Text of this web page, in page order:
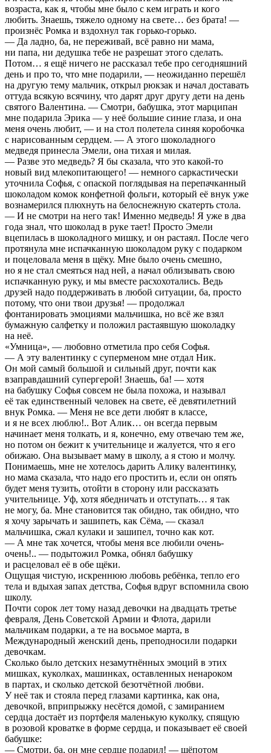
возраста, как я, чтобы мне было с кем играть и кого
любить. Знаешь, тяжело одному на свете… без брата! —
произнёс Ромка и вздохнул так горько-горько.
— Да ладно, ба, не переживай, всё равно ни мама,
ни папа, ни дедушка тебе не разрешат этого сделать.
Потом… я ещё ничего не рассказал тебе про сегодняшний
день и про то, что мне подарили, — неожиданно перешёл
на другую тему мальчик, открыл рюкзак и начал доставать
оттуда всякую всячину, что дарят друг другу дети на день
святого Валентина. — Смотри, бабушка, этот марципан
мне подарила Эрика — у неё большие синие глаза, и она
меня очень любит, — и на стол полетела синяя коробочка
с нарисованным сердцем. — А этого шоколадного
медведя принесла Эмели, она тихая и милая.
— Разве это медведь? Я бы сказала, что это какой-то
новый вид млекопитающего! — немного саркастически
уточнила Софья, с опаской поглядывая на перепачканный
шоколадом комок конфетной фольги, который её внук уже
вознамерился плюхнуть на белоснежную скатерть стола.
— И не смотри на него так! Именно медведь! Я уже в два
года знал, что шоколад в руке тает! Просто Эмели
вцепилась в шоколадного мишку, и он растаял. После чего
протянула мне испачканную шоколадом руку с подарком
и поцеловала меня в щёку. Мне было очень смешно,
но я не стал смеяться над ней, а начал облизывать свою
испачканную руку, и мы вместе расхохотались. Ведь
друзей надо поддерживать в любой ситуации, ба, просто
потому, что они твои друзья! — продолжал
фонтанировать эмоциями мальчишка, но всё же взял
бумажную салфетку и положил растаявшую шоколадку
на неё.
«Умница», — любовно отметила про себя Софья.
— А эту валентинку с суперменом мне отдал Ник.
Он мой самый большой и сильный друг, почти как
взаправдашний супергерой! Знаешь, ба! — хотя
на бабушку Софья совсем не была похожа, и называл
её так единственный человек на свете, её девятилетний
внук Ромка. — Меня не все дети любят в классе,
и я не всех люблю!.. Вот Алик… он всегда первым
начинает меня толкать, и я, конечно, ему отвечаю тем же,
но потом он бежит к учительнице и жалуется, что я его
обижаю. Она вызывает маму в школу, а я стою и молчу.
Понимаешь, мне не хотелось дарить Алику валентинку,
но мама сказала, что надо его простить и, если он опять
будет меня тузить, отойти в сторону или рассказать
учительнице. Уф, хотя ябедничать и отступать… я так
не могу, ба. Мне становится так обидно, так обидно, что
я хочу зарычать и зашипеть, как Сёма, — сказал
мальчишка, сжал кулаки и зашипел, точно как кот.
— А мне так хочется, чтобы меня все любили очень-
очень!.. — подытожил Ромка, обнял бабушку
и расцеловал её в обе щёки.
Ощущая чистую, искреннюю любовь ребёнка, тепло его
тела и вдыхая запах детства, Софья вдруг вспомнила свою
школу.
Почти сорок лет тому назад девочки на двадцать третье
февраля, День Советской Армии и Флота, дарили
мальчикам подарки, а те на восьмое марта, в
Международный женский день, преподносили подарки
девочкам.
Сколько было детских незамутнённых эмоций в этих
мишках, куколках, машинках, оставленных ненароком
в партах, и сколько детской безотчётной любви.
У неё так и стояла перед глазами картинка, как она,
девочкой, вприпрыжку несётся домой, с замиранием
сердца достаёт из портфеля маленькую куколку, спящую
в розовой кроватке в форме сердца, и показывает её своей
бабушке:
— Смотри, ба, он мне сердце подарил! — шёпотом